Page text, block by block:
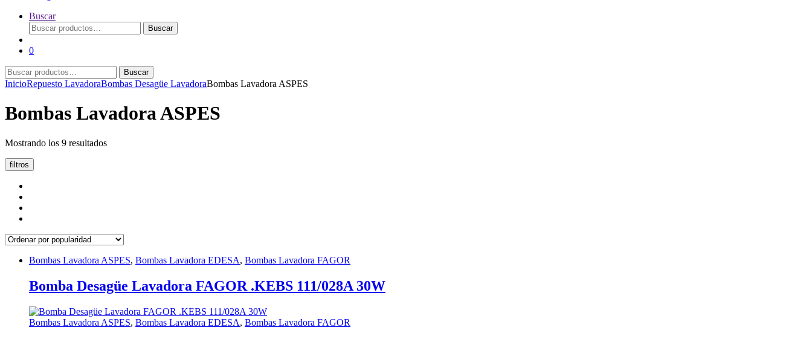
Buscar
Buscar
por:
Buscar
0
Buscar
por:
Buscar
InicioRepuesto LavadoraBombas Desagüe LavadoraBombas Lavadora ASPES
Bombas Lavadora ASPES
Mostrando los 9 resultadosOrdenado
filtros
Bombas Lavadora ASPES, Bombas Lavadora EDESA, Bombas Lavadora FAGOR
Bomba Desagüe Lavadora FAGOR .KEBS 111/028A 30W
Bombas Lavadora ASPES, Bombas Lavadora EDESA, Bombas Lavadora FAGOR